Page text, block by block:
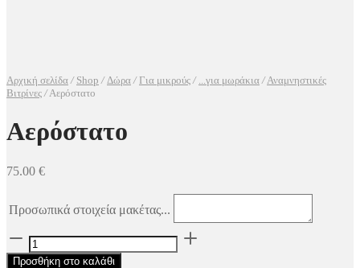
Αρχική σελίδα / Shop / Δώρα / Για μικρούς / ...για μωράκια /Αναμνηστικές
Βιτρίνες /Αερόστατο
Αερόστατο
75.00 €
Προσωπικά στοιχεία μακέτας...
Αερόστατο
ποσότητα
Προσθήκη στο καλάθι